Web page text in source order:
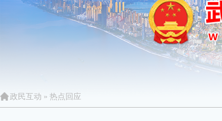
政民互动 » 热点回应